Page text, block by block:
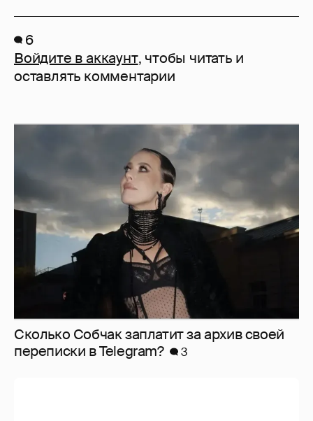
6
Войдите в аккаунт, чтобы читать и
оставлять комментарии
Сколько Собчак заплатит за архив своей
перeписки в Telegram?
3